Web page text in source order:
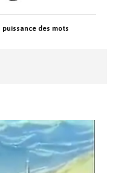
des mots